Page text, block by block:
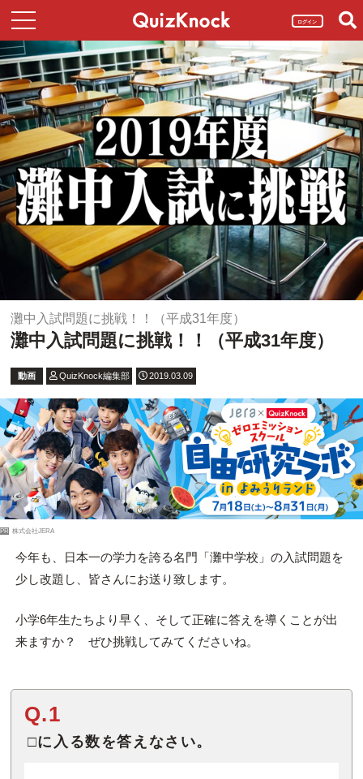
ログイン
灘中入試問題に挑戦！！（平成31年度）
灘中入試問題に挑戦！！（平成31年度）
動画 QuizKnock編集部 2019.03.09
PR 株式会社JERA
今年も、日本一の学力を誇る名門「灘中学校」の入試問題を
少し改題し、皆さんにお送り致します。
小学6年生たちより早く、そして正確に答えを導くことが出
来ますか？ ぜひ挑戦してみてくださいね。
Q.1
□に入る数を答えなさい。